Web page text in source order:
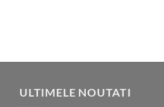
ULTIMELE NOUTATI